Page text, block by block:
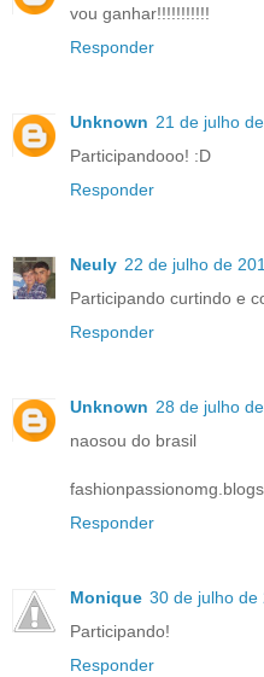
vou ganhar!!!!!!!!!!!
Responder
Unknown 21 de julho
Participandooo! :D
Responder
Neuly 22 de julho de
Participando curtindo e
Responder
Unknown 28 de julho
naosou do brasil
Responder
Monique 30 de julho de
Participando!
Responder